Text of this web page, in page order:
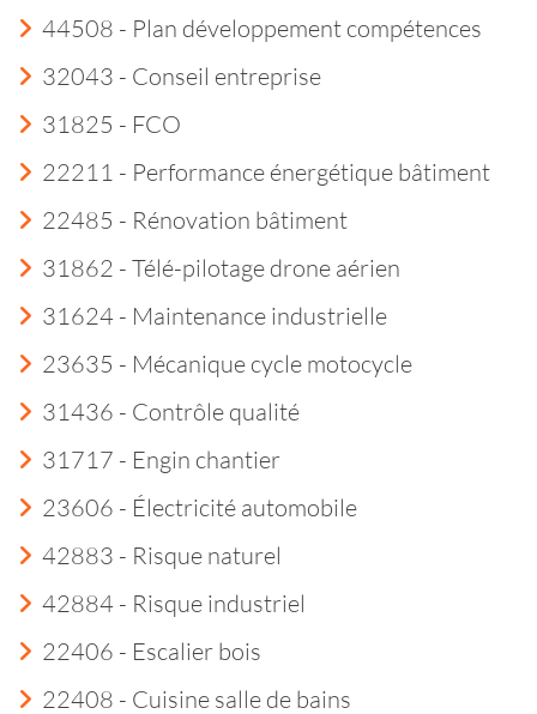
44508 - Plan développement compétences
32043 - Conseil entreprise
31825 - FCO
22211 - Performance énergétique bâtiment
22485 - Rénovation bâtiment
31862 - Télé-pilotage drone aérien
31624 - Maintenance industrielle
23635 - Mécanique cycle motocycle
31436 - Contrôle qualité
31717 - Engin chantier
23606 - Électricité automobile
42883 - Risque naturel
42884 - Risque industriel
22406 - Escalier bois
22408 - Cuisine salle de bains